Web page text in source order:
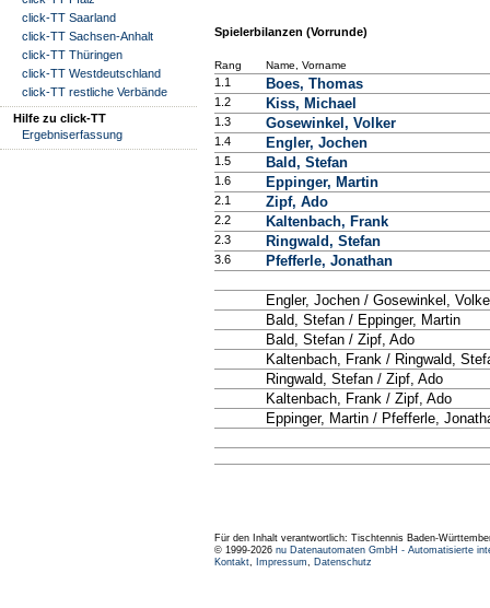
click-TT Saarland
click-TT Sachsen-Anhalt
click-TT Thüringen
click-TT Westdeutschland
click-TT restliche Verbände
Hilfe zu click-TT
Ergebniserfassung
Spielerbilanzen (Vorrunde)
Rang Name, Vorname
1.1 Boes, Thomas
1.2 Kiss, Michael
1.3 Gosewinkel, Volker
1.4 Engler, Jochen
1.5 Bald, Stefan
1.6 Eppinger, Martin
2.1 Zipf, Ado
2.2 Kaltenbach, Frank
2.3 Ringwald, Stefan
3.6 Pfefferle, Jonathan
Engler, Jochen / Gosewinkel,
Bald, Stefan / Eppinger, Martin
Bald, Stefan / Zipf, Ado
Kaltenbach, Frank / Ringwald,
Ringwald, Stefan / Zipf, Ado
Kaltenbach, Frank / Zipf, Ado
Eppinger, Martin / Pfefferle,
Für den Inhalt verantwortlich: Tischtennis Baden-
© 1999-2026 nu Datenautomaten GmbH - Automatisierte
Kontakt, Impressum, Datenschutz